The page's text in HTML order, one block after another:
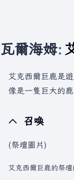
瓦爾海姆:
艾克西爾巨鹿是
像是一隻巨大的
召喚
(祭壇圖片)
艾克西爾巨鹿的祭